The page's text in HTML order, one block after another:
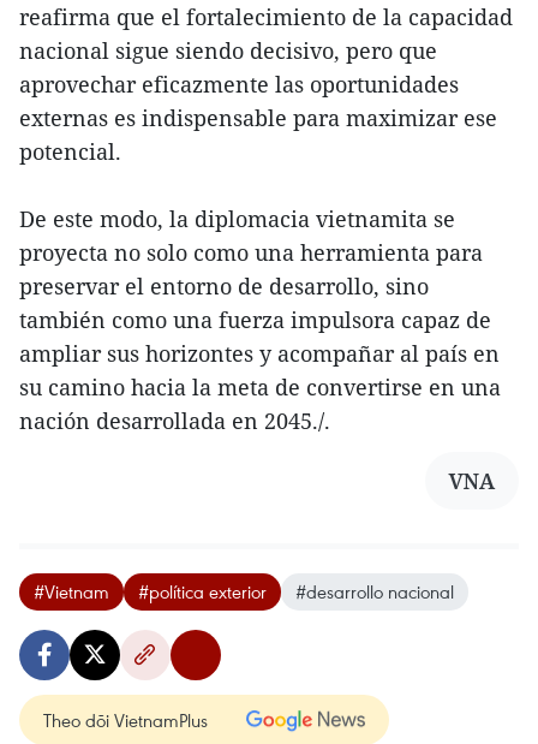
reafirma que el fortalecimiento de la capacidad
nacional sigue siendo decisivo, pero que
aprovechar eficazmente las oportunidades
externas es indispensable para maximizar ese
potencial.
De este modo, la diplomacia vietnamita se
proyecta no solo como una herramienta para
preservar el entorno de desarrollo, sino
también como una fuerza impulsora capaz de
ampliar sus horizontes y acompañar al país en
su camino hacia la meta de convertirse en una
nación desarrollada en 2045./.
VNA
#Vietnam #política exterior #desarrollo nacional
Theo dõi VietnamPlus